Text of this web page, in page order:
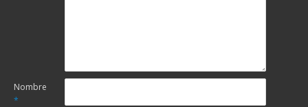
Nombre
*